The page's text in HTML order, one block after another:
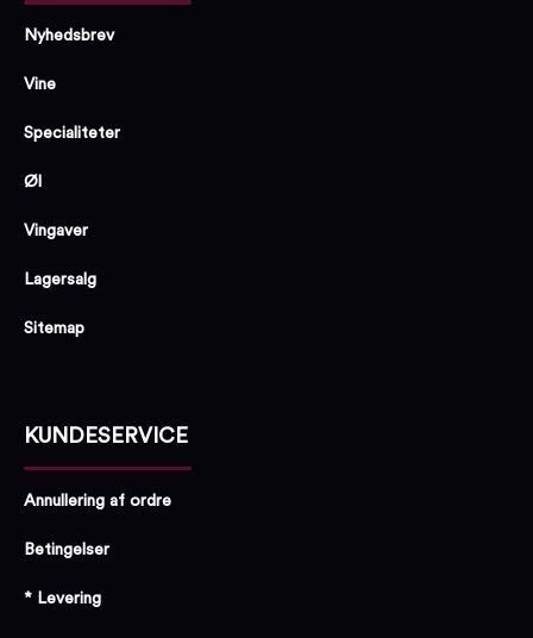
Nyhedsbrev
Vine
Specialiteter
Øl
Vingaver
Lagersalg
Sitemap
KUNDESERVICE
Annullering af ordre
Betingelser
* Levering